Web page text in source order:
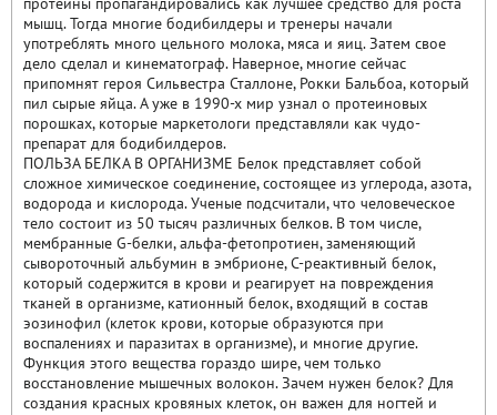
мышц. Тогда многие бодибилдеры и тренеры начали
употреблять много цельного молока, мяса и яиц. Затем свое
дело сделал и кинематограф. Наверное, многие сейчас
припомнят героя Сильвестра Сталлоне, Рокки Бальбоа, который
пил сырые яйца. А уже в 1990-х мир узнал о протеиновых
порошках, которые маркетологи представляли как чудо-
препарат для бодибилдеров.
ПОЛЬЗА БЕЛКА В ОРГАНИЗМЕ Белок представляет собой
сложное химическое соединение, состоящее из углерода, азота,
водорода и кислорода. Ученые подсчитали, что человеческое
тело состоит из 50 тысяч различных белков. В том числе,
мембранные G-белки, альфа-фетопротиен, заменяющий
сывороточный альбумин в эмбрионе, C-реактивный белок,
который содержится в крови и реагирует на повреждения
тканей в организме, катионный белок, входящий в состав
эозинофил (клеток крови, которые образуются при
воспалениях и паразитах в организме), и многие другие.
Функция этого вещества гораздо шире, чем только
восстановление мышечных волокон. Зачем нужен белок? Для
создания красных кровяных клеток, он важен для ногтей и